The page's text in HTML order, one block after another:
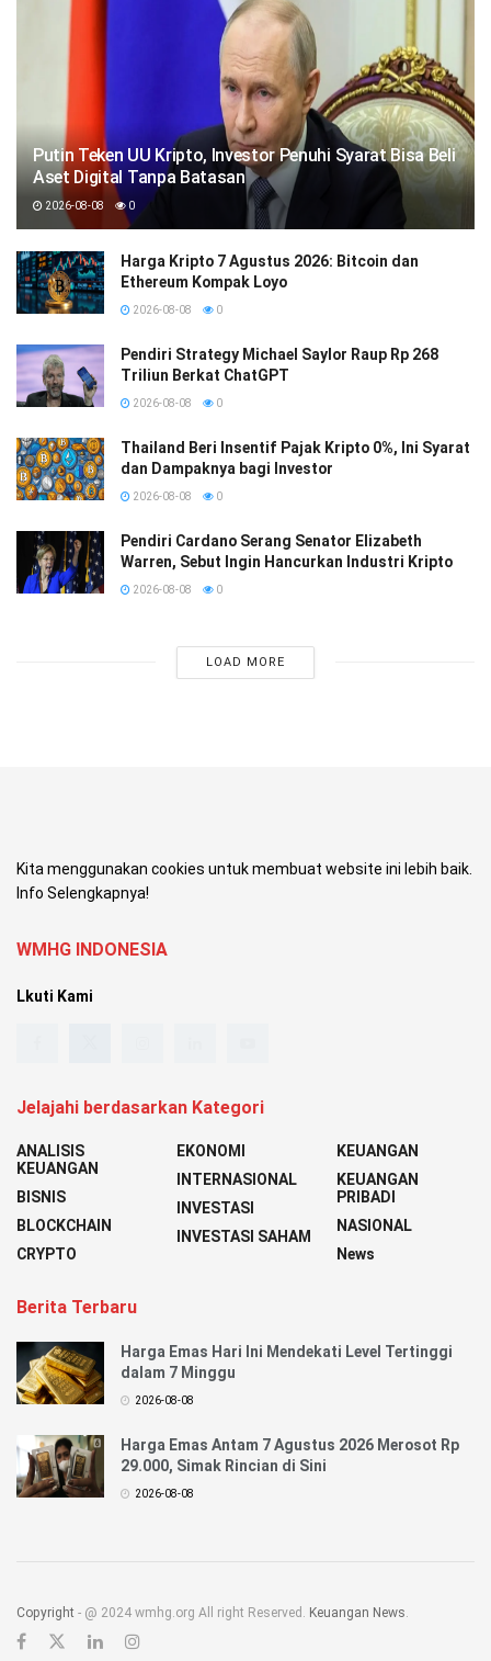
Putin Teken UU Kripto, Investor Penuhi Syarat Bisa Beli
Aset Digital Tanpa Batasan
2026-08-08 0
Harga Kripto 7 Agustus 2026: Bitcoin dan
Ethereum Kompak Loyo
2026-08-08 0
Pendiri Strategy Michael Saylor Raup Rp 268
Triliun Berkat ChatGPT
2026-08-08 0
Thailand Beri Insentif Pajak Kripto 0%, Ini Syarat
dan Dampaknya bagi Investor
2026-08-08 0
Pendiri Cardano Serang Senator Elizabeth
Warren, Sebut Ingin Hancurkan Industri Kripto
2026-08-08 0
LOAD MORE
Kita menggunakan cookies untuk membuat website ini lebih baik.
Info Selengkapnya!
WMHG INDONESIA
Lkuti Kami
Jelajahi berdasarkan Kategori
ANALISIS
KEUANGAN
BISNIS
BLOCKCHAIN
CRYPTO
EKONOMI
INTERNASIONAL
INVESTASI
INVESTASI SAHAM
KEUANGAN
KEUANGAN
PRIBADI
NASIONAL
News
Berita Terbaru
Harga Emas Hari Ini Mendekati Level Tertinggi
dalam 7 Minggu
2026-08-08
Harga Emas Antam 7 Agustus 2026 Merosot Rp
29.000, Simak Rincian di Sini
2026-08-08
Copyright - @ 2024 wmhg.org All right Reserved. Keuangan News